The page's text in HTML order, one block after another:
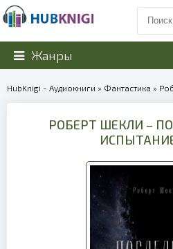
Жанры
HubKnigi - Аудиокниги » Фантастика »
РОБЕРТ ШЕКЛИ –